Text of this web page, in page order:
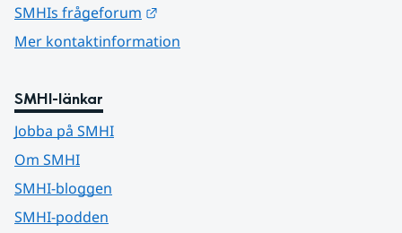
SMHIs frågeforum
Mer kontaktinformation
SMHI-länkar
Jobba på SMHI
Om SMHI
SMHI-bloggen
SMHI-podden